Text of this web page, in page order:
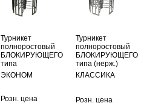
Турникет
полноростовый
БЛОКИРУЮЩЕГО
типа
ЭКОНОМ
Турникет
полноростовый
БЛОКИРУЮЩЕГО
типа (нерж.)
КЛАССИКА
Розн. цена
Розн. цена